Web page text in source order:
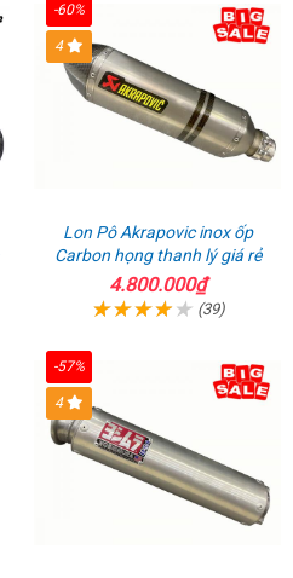
-60%
4
Lon Pô Akrapovic inox ốp
Carbon họng thanh lý giá rẻ
4.800.000₫
(39)
-57%
4